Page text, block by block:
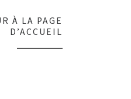
À LA PAGE
D’ACCUEIL